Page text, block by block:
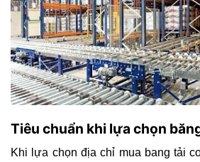
Tiêu chuẩn khi lựa chọn
Khi lựa chọn địa chỉ mua bang tải